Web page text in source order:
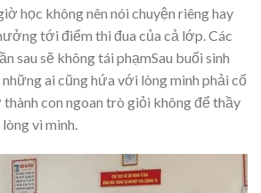
học không nên nói chuyện riêng hay
tới điểm thi đua của cả lớp. Các
sau sẽ không tái phạmSau buổi sinh
ai cũng hứa với lòng mình phải cố
con ngoan trò giỏi không để thầy
vì mình.